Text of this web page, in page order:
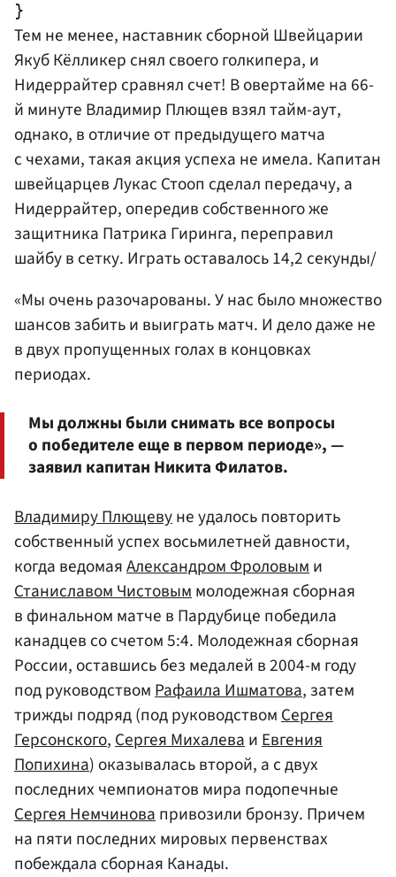
Тем не менее, наставник сборной Швейцарии
Якуб Кёлликер снял своего голкипера, и
Нидеррайтер сравнял счет! В овертайме на 66-
й минуте Владимир Плющев взял тайм-аут,
однако, в отличие от предыдущего матча
с чехами, такая акция успеха не имела. Капитан
швейцарцев Лукас Стооп сделал передачу, а
Нидеррайтер, опередив собственного же
защитника Патрика Гиринга, переправил
шайбу в сетку. Играть оставалось 14,2 секунды/
«Мы очень разочарованы. У нас было множество
шансов забить и выиграть матч. И дело даже не
в двух пропущенных голах в концовках
периодах.
Мы должны были снимать все вопросы
о победителе еще в первом периоде», —
заявил капитан Никита Филатов.
Владимиру Плющевуне удалось повторить
собственный успех восьмилетней давности,
когда ведомаяАлександром Фроловыми
Станиславом Чистовыммолодежная сборная
в финальном матче в Пардубице победила
канадцев со счетом 5:4. Молодежная сборная
России, оставшись без медалей в 2004-м году
под руководствомРафаила Ишматова, затем
трижды подряд (под руководствомСергея
Герсонского,Сергея МихалеваиЕвгения
Попихина) оказывалась второй, а с двух
последних чемпионатов мира подопечные
Сергея Немчиновапривозили бронзу. Причем
на пяти последних мировых первенствах
побеждала сборная Канады.